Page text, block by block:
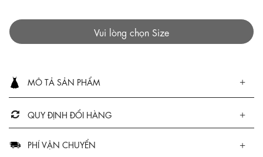
Vui lòng chọn Size
MÔ TẢ SẢN PHẨM
QUY ĐỊNH ĐỔI HÀNG
PHÍ VẬN CHUYỂN